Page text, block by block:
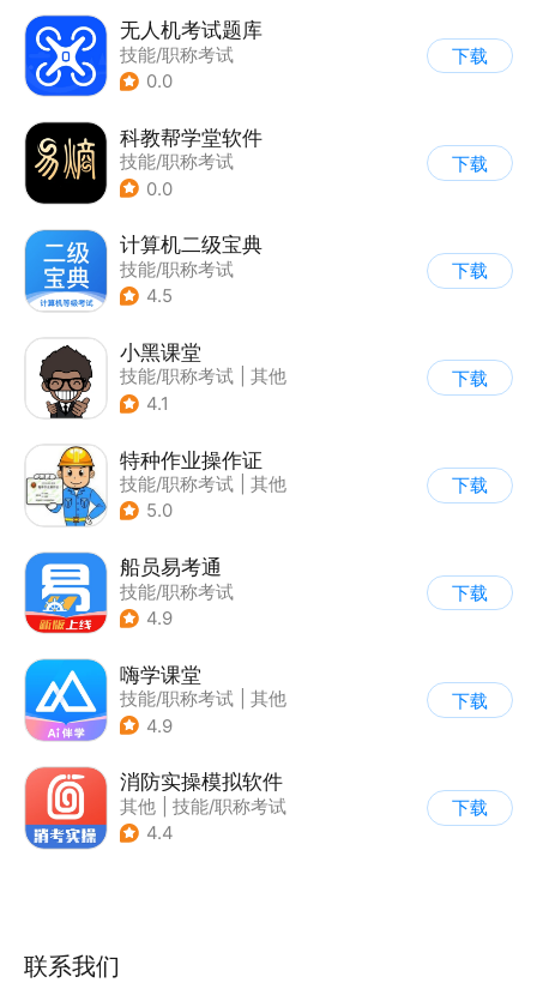
无人机考试题库
技能/职称考试
0.0
下载
科教帮学堂软件
技能/职称考试
0.0
下载
计算机二级宝典
技能/职称考试
4.5
下载
小黑课堂
技能/职称考试
其他
4.1
下载
特种作业操作证
技能/职称考试
其他
5.0
下载
船员易考通
技能/职称考试
4.9
下载
嗨学课堂
技能/职称考试
其他
4.9
下载
消防实操模拟软件
其他
技能/职称考试
4.4
下载
联系我们